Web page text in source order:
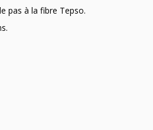
pas à la fibre Tepso.